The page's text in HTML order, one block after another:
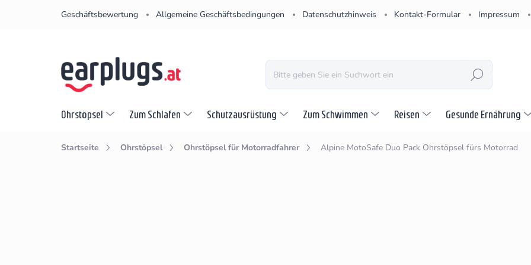
Geschäftsbewertung Allgemeine Geschäftsbedingungen Datenschutzhinweis Kontakt-Formular Impressum
SUCHEN
Ohrstöpsel Zum Schlafen Schutzausrüstung Zum Schwimmen Reisen Gesunde Ernährung
Startseite Ohrstöpsel Ohrstöpsel für Motorradfahrer Alpine MotoSafe Duo Pack Ohrstöpsel fürs Motorrad